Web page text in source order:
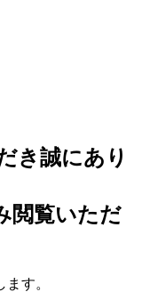
き誠にあり
閲覧いただ
す。